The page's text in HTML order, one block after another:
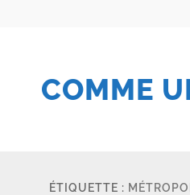
COMME
ÉTIQUETTE :